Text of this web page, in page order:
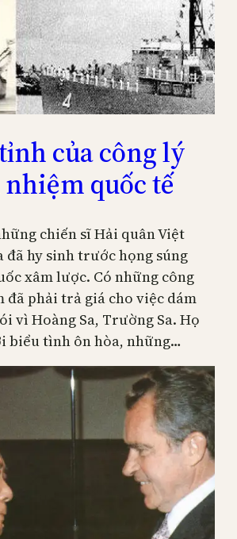
của công lý
quốc tế
chiến sĩ Hải quân Việt
đã hy sinh trước họng súng
xâm lược. Có những công
đã phải trả giá cho việc dám
vì Hoàng Sa, Trường Sa. Họ
biểu tình ôn hòa, những…